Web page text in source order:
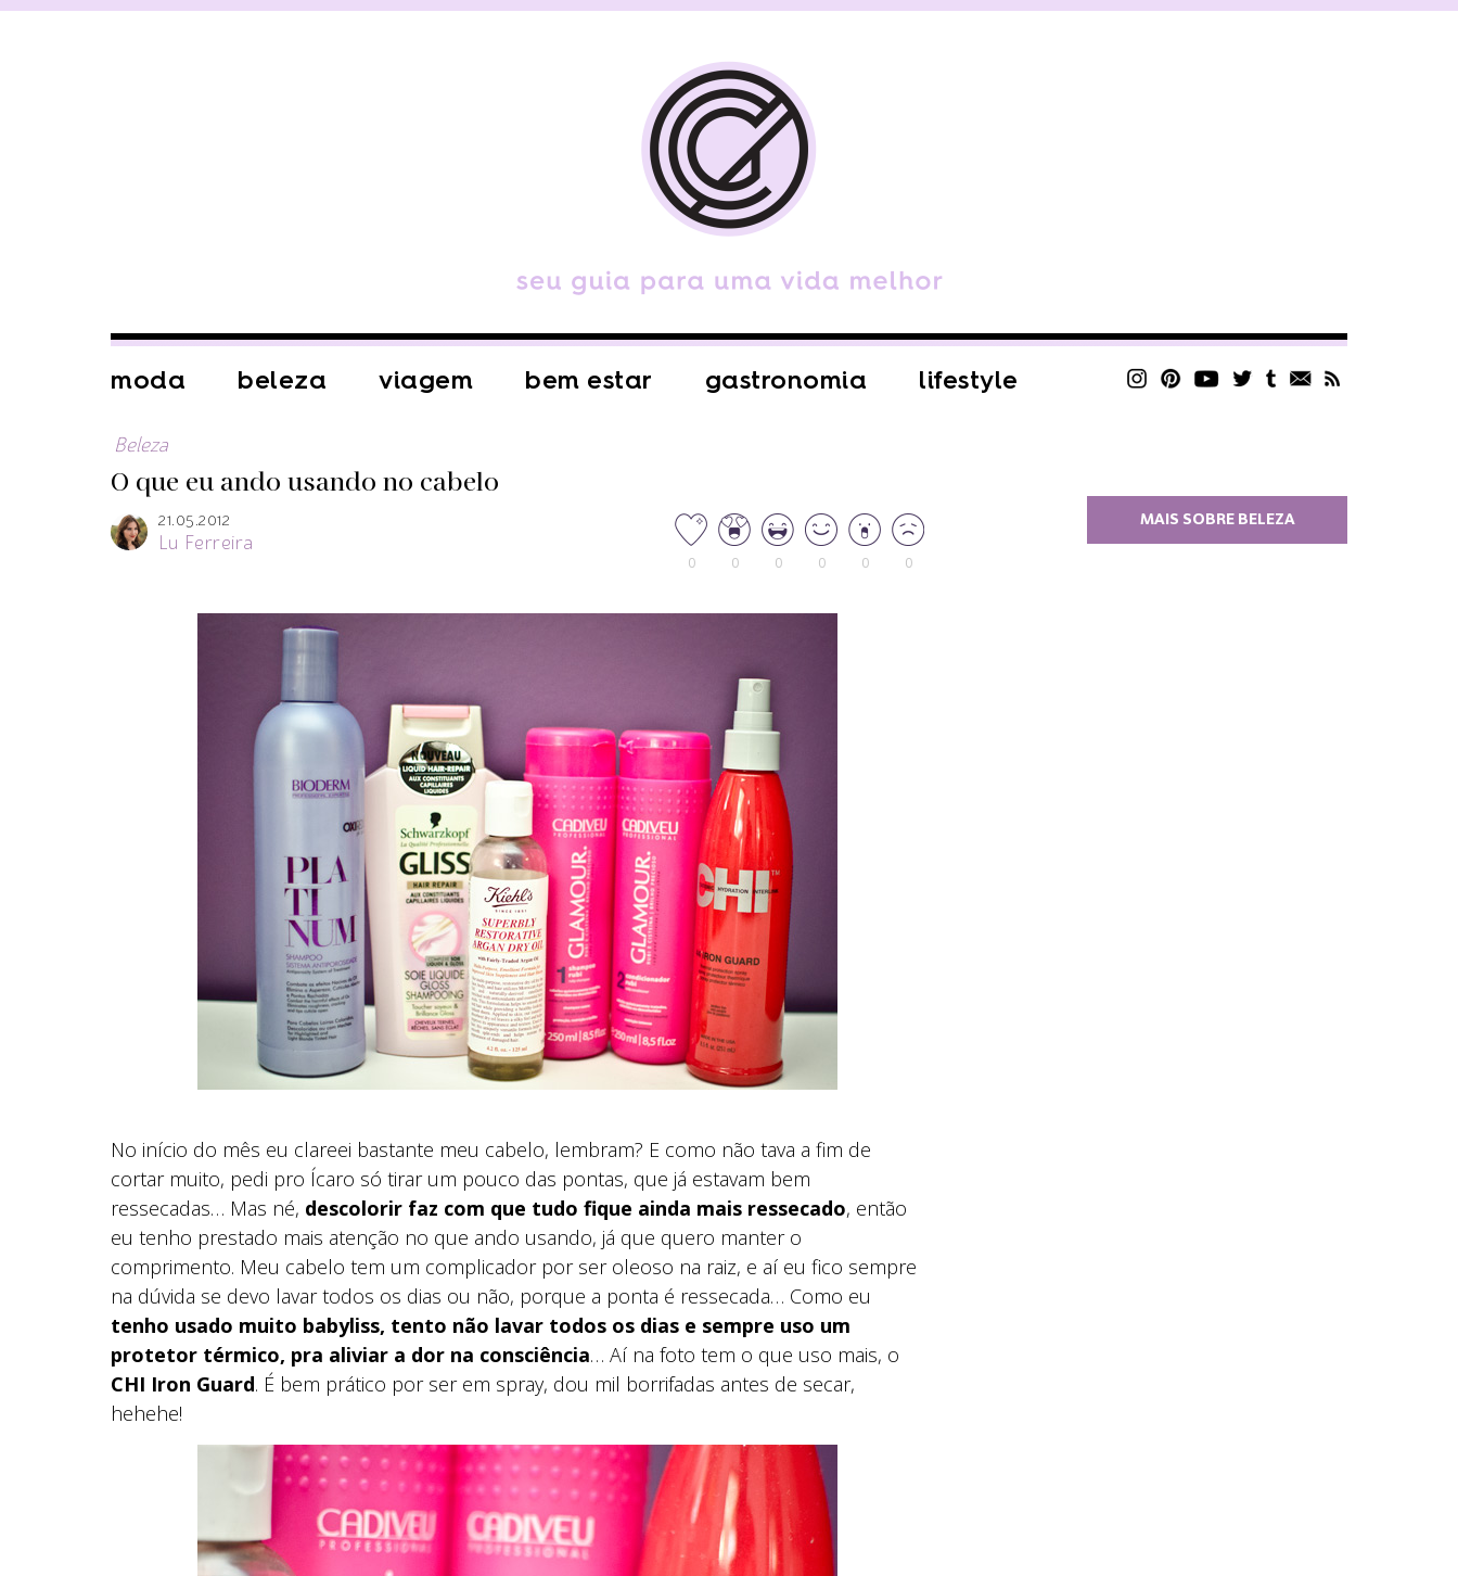
moda beleza viagem bem estar gastronomia lifestyle
Beleza
O que eu ando usando no cabelo
21.05.2012
Lu Ferreira
0 0 0 0 0 0
No início do mês eu clareei bastante meu cabelo, lembram? E como não tava a fim de
cortar muito, pedi pro Ícaro só tirar um pouco das pontas, que já estavam bem
ressecadas… Mas né, descolorir faz com que tudo fique ainda mais ressecado, então
eu tenho prestado mais atenção no que ando usando, já que quero manter o
comprimento. Meu cabelo tem um complicador por ser oleoso na raiz, e aí eu fico sempre
na dúvida se devo lavar todos os dias ou não, porque a ponta é ressecada… Como eu
tenho usado muito babyliss, tento não lavar todos os dias e sempre uso um
protetor térmico, pra aliviar a dor na consciência… Aí na foto tem o que uso mais, o
CHI Iron Guard. É bem prático por ser em spray, dou mil borrifadas antes de secar,
hehehe!
MAIS SOBRE BELEZA